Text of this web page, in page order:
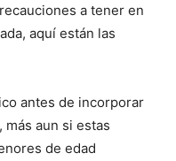
a tener en
aquí están las
antes de incorporar
más aun si estas
de edad